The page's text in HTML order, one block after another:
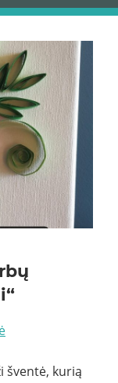
šventė, kurią